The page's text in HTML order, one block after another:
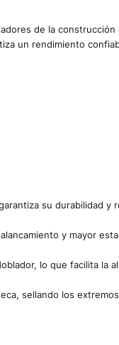
de la
un rendimiento
su durabilidad y
y mayor
lo que facilita la
sellando los